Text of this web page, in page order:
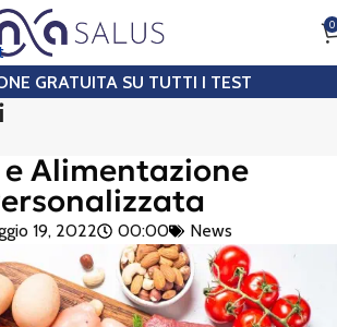
0
GRATUITA SU TUTTI I TEST
e Alimentazione
19, 2022 00:00 News